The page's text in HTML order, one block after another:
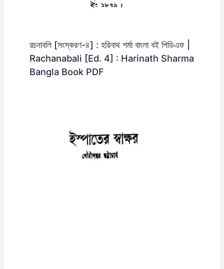
রচনাবলি [সংস্করণ-৪] : হরিনাথ শর্মা বাংলা বই পিডিএফ |
Rachanabali [Ed. 4] : Harinath Sharma
Bangla Book PDF